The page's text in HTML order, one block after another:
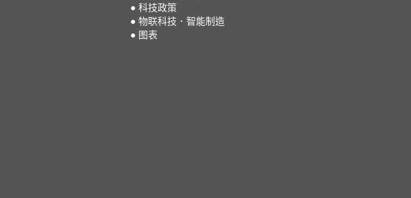
● 科技政策
● 物联科技．智能制造
● 图表